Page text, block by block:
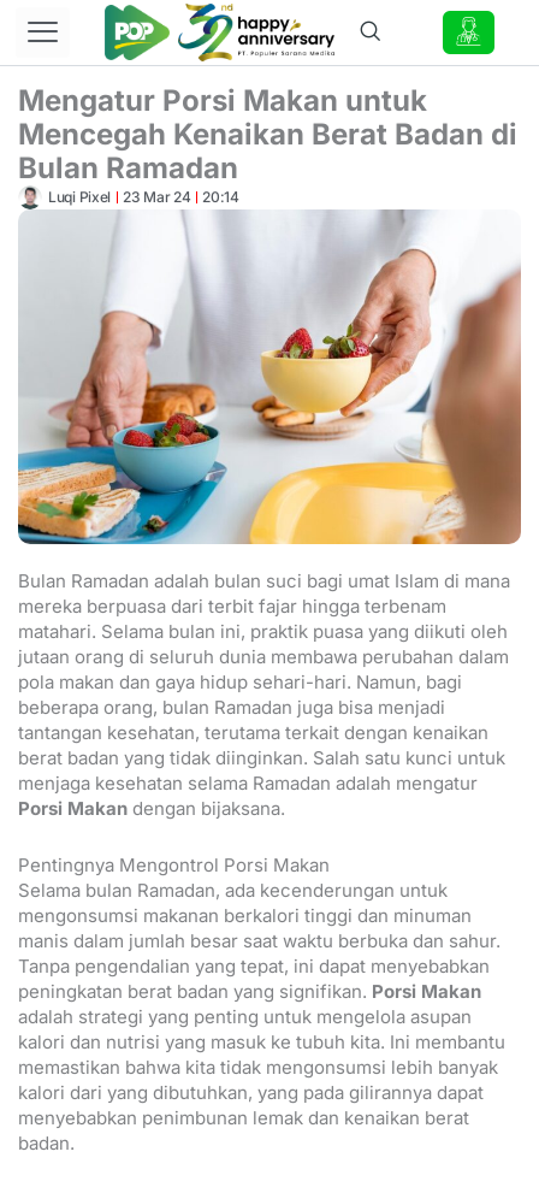
Lewati
konten
Mengatur Porsi Makan untuk
Mencegah Kenaikan Berat Badan di
Bulan Ramadan
Luqi Pixel 23 Mar 24 20:14
Bulan Ramadan adalah bulan suci bagi umat Islam di mana
mereka berpuasa dari terbit fajar hingga terbenam
matahari. Selama bulan ini, praktik puasa yang diikuti oleh
jutaan orang di seluruh dunia membawa perubahan dalam
pola makan dan gaya hidup sehari-hari. Namun, bagi
beberapa orang, bulan Ramadan juga bisa menjadi
tantangan kesehatan, terutama terkait dengan kenaikan
berat badan yang tidak diinginkan. Salah satu kunci untuk
menjaga kesehatan selama Ramadan adalah mengatur
Porsi Makan dengan bijaksana.
Pentingnya Mengontrol Porsi Makan
Selama bulan Ramadan, ada kecenderungan untuk
mengonsumsi makanan berkalori tinggi dan minuman
manis dalam jumlah besar saat waktu berbuka dan sahur.
Tanpa pengendalian yang tepat, ini dapat menyebabkan
peningkatan berat badan yang signifikan. Porsi Makan
adalah strategi yang penting untuk mengelola asupan
kalori dan nutrisi yang masuk ke tubuh kita. Ini membantu
memastikan bahwa kita tidak mengonsumsi lebih banyak
kalori dari yang dibutuhkan, yang pada gilirannya dapat
menyebabkan penimbunan lemak dan kenaikan berat
badan.